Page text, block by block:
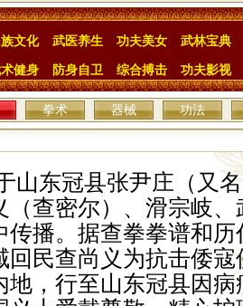
族文化 武医养生 功夫美女 武林宝典
健身 防身自卫 综合搏击 功夫影视
拳术 器械 功法
山东冠县张尹庄（又
（查密尔）、滑宗岐
传播。据查拳拳谱和历
回民查尚义为抗击倭寇
地，行至山东冠县因